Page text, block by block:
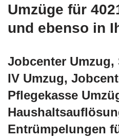
Umzüge für
und ebenso in
Jobcenter Umzug,
IV Umzug,
Pflegekasse
Entrümpelungen